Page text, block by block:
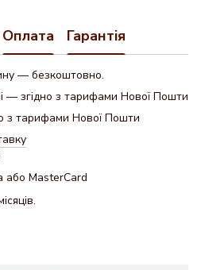
Оплата Гарантія
— безкоштовно.
— згідно з тарифами Нової Пошти
з тарифами Нової Пошти
або MasterCard